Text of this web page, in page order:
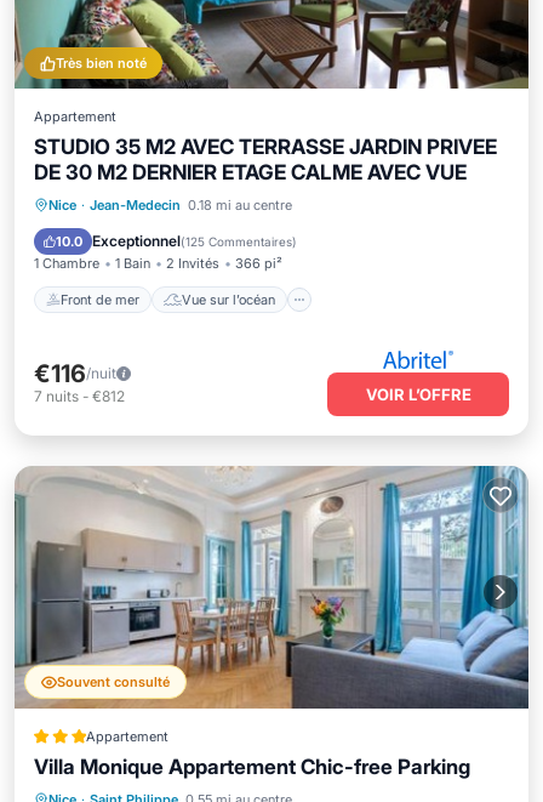
Très bien noté
Appartement
STUDIO 35 M2 AVEC TERRASSE JARDIN PRIVEE
DE 30 M2 DERNIER ETAGE CALME AVEC VUE
Nice · Jean-Medecin 0.18 mi au centre
10.0 Exceptionnel(125 Commentaires)
1 Chambre 1 Bain 2 Invités 366 pi²
Front de mer Vue sur l’océan
Front de mer
Vue sur l’océan
Balcon/Terrasse
Vue
€116/nuit
7 nuits - €812 VOIR L’OFFRE
Souvent consulté
Appartement
Villa Monique Appartement Chic-free Parking
Parking Balcon/Terrasse